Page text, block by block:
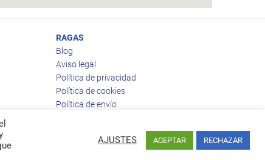
RAGAS
Blog
Aviso legal
Política de privacidad
Política de cookies
Política de envío
AJUSTES ACEPTAR RECHAZAR